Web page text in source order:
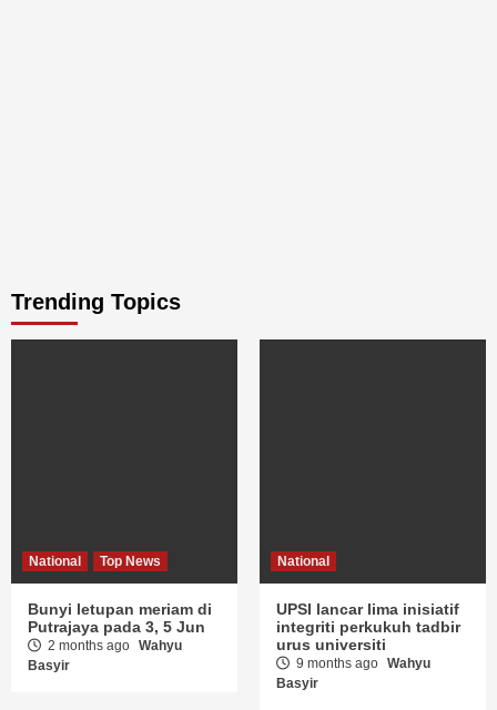
Trending Topics
National Top News
Bunyi letupan meriam di
Putrajaya pada 3, 5 Jun
2 months ago Wahyu
Basyir
National
UPSI lancar lima inisiatif
integriti perkukuh tadbir
urus universiti
9 months ago Wahyu
Basyir